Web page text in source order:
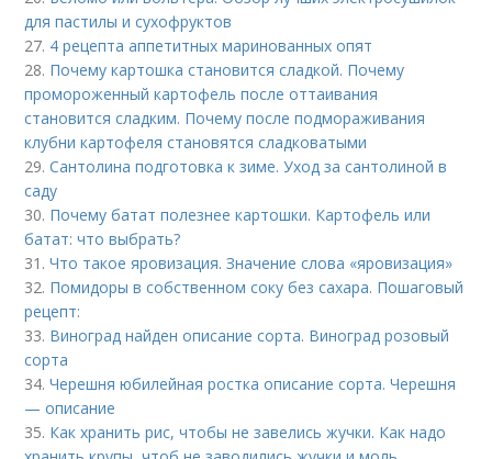
для пастилы и сухофруктов
27. 4 рецепта аппетитных маринованных опят
28. Почему картошка становится сладкой. Почему
промороженный картофель после оттаивания
становится сладким. Почему после подмораживания
клубни картофеля становятся сладковатыми
29.Сантолина подготовка к зиме. Уход за сантолиной в
саду
30. Почему батат полезнее картошки. Картофель или
батат: что выбрать?
31.Что такое яровизация. Значение слова «яровизация»
32. Помидоры в собственном соку без сахара. Пошаговый
рецепт:
33. Виноград найден описание сорта. Виноград розовый
сорта
34.Черешня юбилейная ростка описание сорта. Черешня
— описание
35. Как хранить рис, чтобы не завелись жучки. Как надо